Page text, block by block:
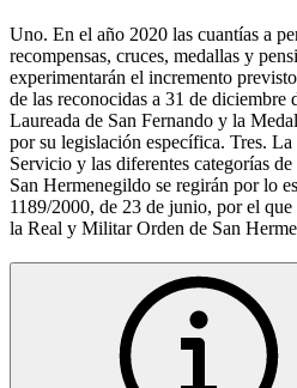
Uno. En el año 2020 las cuantías a
recompensas, cruces, medallas y
experimentarán el incremento
de las reconocidas a 31 de
Laureada de San Fernando y la
por su legislación específica. Tres.
Servicio y las diferentes categorías
San Hermenegildo se regirán por lo
1189/2000, de 23 de junio, por el
la Real y Militar Orden de San